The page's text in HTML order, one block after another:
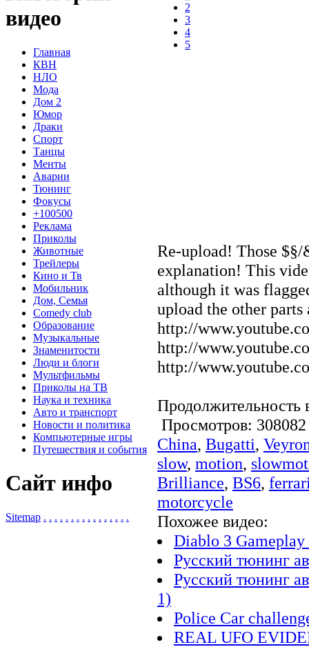
видео
Главная
КВН
НЛО
Мода
Дом 2
Юмор
Драки
Спорт
Танцы
Менты
Аварии
Тюнинг
Фокусы
+100500
Реклама
Приколы
Животные
Трейлеры
Кино и Тв
Мобильник
Дом, Семья
Comedy club
Образование
Музыкальные
Знаменитости
Люди и блоги
Мультфильмы
Приколы на ТВ
Наука и техника
Авто и транспорт
Новости и политика
Компьютерные игры
Путешествия и события
Сайт инфо
Sitemap . . . . . . . . . . . . . . . .
2
3
4
5
Re-upload! Those
explanation! This
although it was
upload the other
http://
http://
http://
Продолжительность
Просмотров:
China, Bugatti,
slow, motion,
Brilliance, BS6,
motorcycle
Похожее видео:
Diablo 3
Русский тюнинг
Русский тюнинг
1)
Police Car
REAL UFO